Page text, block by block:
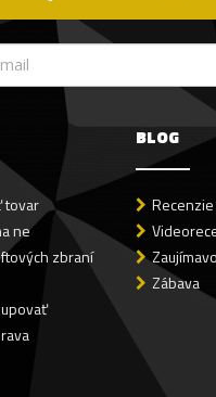
tovar
ne
zbraní
BLOG
Recenzie
Zábava